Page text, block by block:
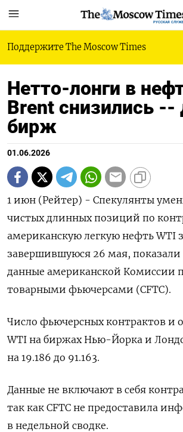
РУССКАЯ
Поддержите The Moscow Times
Нетто-лонги в
Brent снизились
бирж
01.06.2026
1 июн (Рейтер) - Спекулянты
чистых длинных позиций по
американскую легкую нефть WTI
завершившуюся ​26 мая,
данные ‌американской Комиссии
товарными фьючерсами (CFTC).
Число фьючерсных ​контрактов и
WTI на ​биржах Нью-Йорка и
на 19.186 до 91.163.
Данные не включают ​в ​себя
​так как CFTC не предоставила
в недельной сводке.